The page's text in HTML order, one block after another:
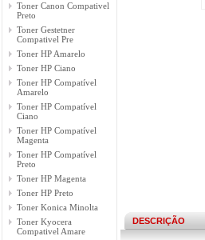
Toner Canon Compativel
Preto
Toner Gestetner
Compativel Pre
Toner HP Amarelo
Toner HP Ciano
Toner HP Compatível
Amarelo
Toner HP Compatível
Ciano
Toner HP Compatível
Magenta
Toner HP Compatível
Preto
Toner HP Magenta
Toner HP Preto
Toner Konica Minolta
Toner Kyocera
Compativel Amare
DESCRIÇÃO